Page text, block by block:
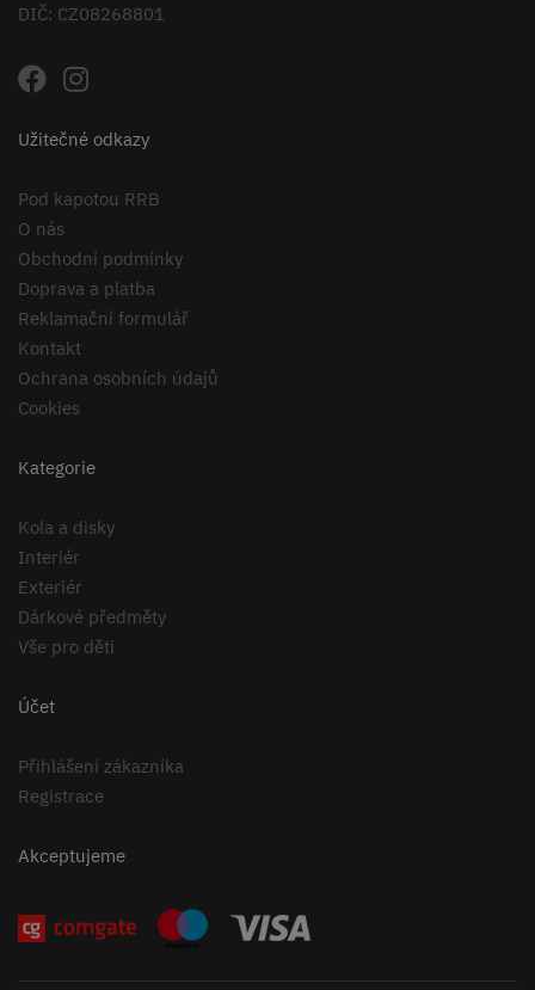
DIČ: CZ08268801
Užitečné odkazy
Pod kapotou RRB
O nás
Obchodní podmínky
Doprava a platba
Reklamační formulář
Kontakt
Ochrana osobních údajů
Cookies
Kategorie
Kola a disky
Interiér
Exteriér
Dárkové předměty
Vše pro děti
Účet
Přihlášení zákazníka
Registrace
Akceptujeme